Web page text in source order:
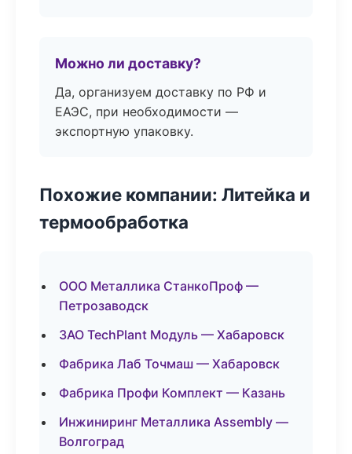
Можно ли доставку?
Да, организуем доставку по РФ и
ЕАЭС, при необходимости —
экспортную упаковку.
Похожие компании: Литейка и
термообработка
ООО Металлика СтанкоПроф —
Петрозаводск
ЗАО TechPlant Модуль — Хабаровск
Фабрика Лаб Точмаш — Хабаровск
Фабрика Профи Комплект — Казань
Инжиниринг Металлика Assembly —
Волгоград